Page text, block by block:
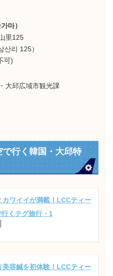
마）
里125
산리 125）
可)
大邱広域市観光課
行く韓国・大邱特
カワイイが満載！LCCティー
くテグ旅行・1
美容鍼を初体験！LCCティー